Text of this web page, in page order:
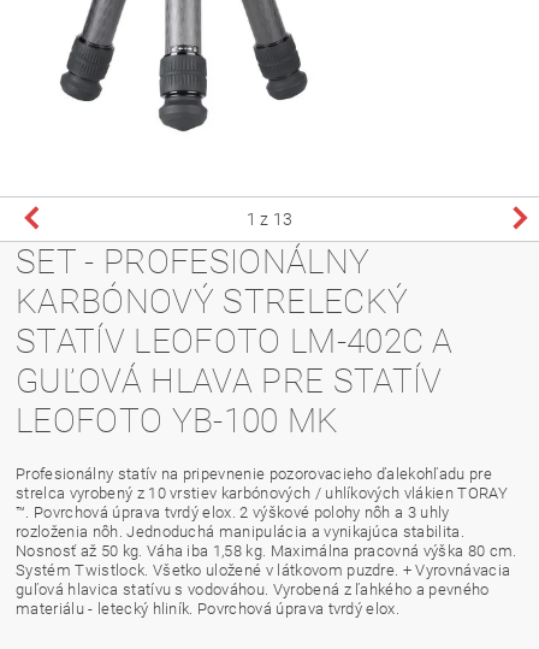
1 z 13
SET - PROFESIONÁLNY
KARBÓNOVÝ STRELECKÝ
STATÍV LEOFOTO LM-402C A
GUĽOVÁ HLAVA PRE STATÍV
LEOFOTO YB-100 MK
Profesionálny statív na pripevnenie pozorovacieho ďalekohľadu pre
strelca vyrobený z 10 vrstiev karbónových / uhlíkových vlákien TORAY
™. Povrchová úprava tvrdý elox. 2 výškové polohy nôh a 3 uhly
rozloženia nôh. Jednoduchá manipulácia a vynikajúca stabilita.
Nosnosť až 50 kg. Váha iba 1,58 kg. Maximálna pracovná výška 80 cm.
Systém Twistlock. Všetko uložené v látkovom puzdre. + Vyrovnávacia
guľová hlavica statívu s vodováhou. Vyrobená z ľahkého a pevného
materiálu - letecký hliník. Povrchová úprava tvrdý elox.